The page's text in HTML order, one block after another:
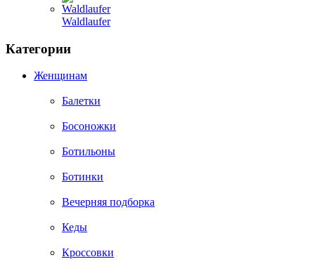
Waldlaufer
Категории
Женщинам
Балетки
Босоножки
Ботильоны
Ботинки
Вечерняя подборка
Кеды
Кроссовки